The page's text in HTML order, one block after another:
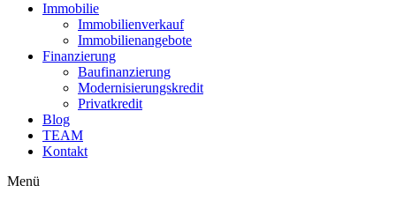
Immobilie
Immobilienverkauf
Immobilienangebote
Finanzierung
Baufinanzierung
Modernisierungskredit
Privatkredit
Blog
TEAM
Kontakt
Menü